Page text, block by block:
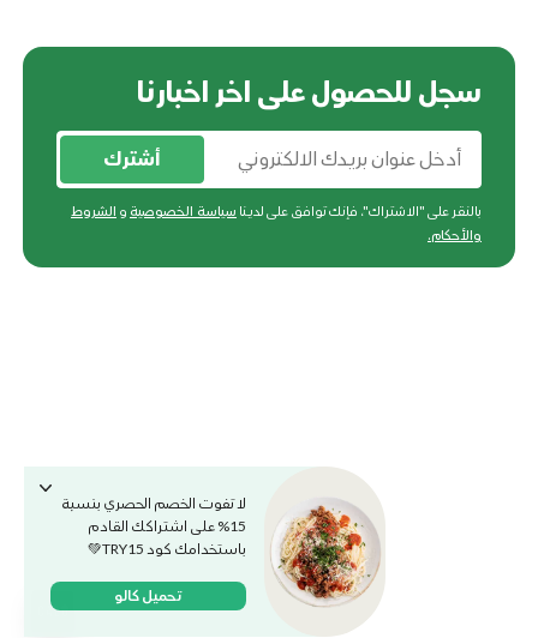
سجل للحصول على اخر اخبارنا
أشترك
بالنقر على "الاشتراك"، فإنك توافق على لدينا سياسة الخصوصية و الشروط
والأحكام.
لا تفوت الخصم الحصري بنسبة
15% على اشتراكك القادم
باستخدامك كود TRY15💚
تحميل كالو